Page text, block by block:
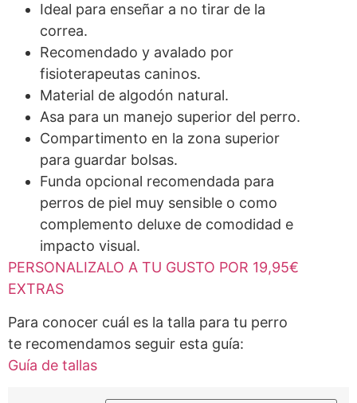
Ideal para enseñar a no tirar de la
correa.
Recomendado y avalado por
fisioterapeutas caninos.
Material de algodón natural.
Asa para un manejo superior del perro.
Compartimento en la zona superior
para guardar bolsas.
Funda opcional recomendada para
perros de piel muy sensible o como
complemento deluxe de comodidad e
impacto visual.
PERSONALIZALO A TU GUSTO POR 19,95€
EXTRAS
Para conocer cuál es la talla para tu perro
te recomendamos seguir esta guía:
Guía de tallas